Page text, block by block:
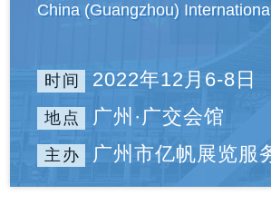
China (Guangzhou)
时间 2022年12月6-8日
地点 广州·广交会馆
主办 广州市亿帆展览服